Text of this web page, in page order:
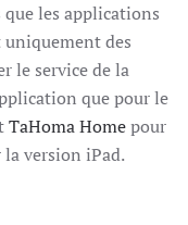
que les applications
des
le service de la
que pour le
TaHoma Homepour
version iPad.